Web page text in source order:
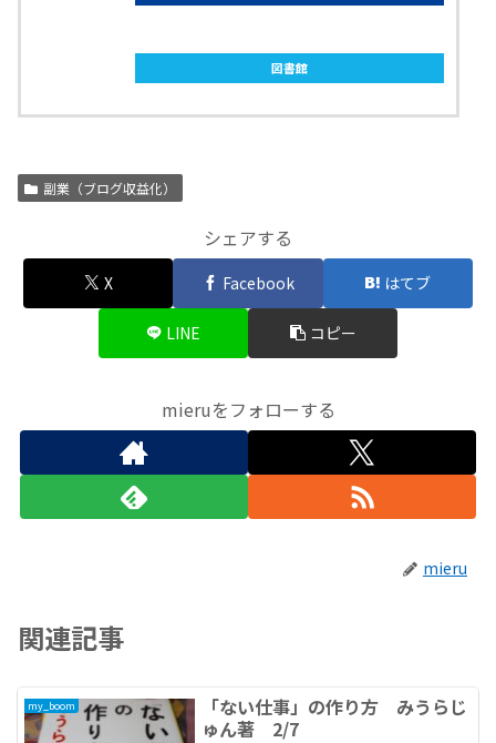
図書館
副業（ブログ収益化）
シェアする
X Facebook はてブ
LINE コピー
mieruをフォローする
mieru
関連記事
my_boom
「ない仕事」の作り方 みうらじ
ゅん著 2/7